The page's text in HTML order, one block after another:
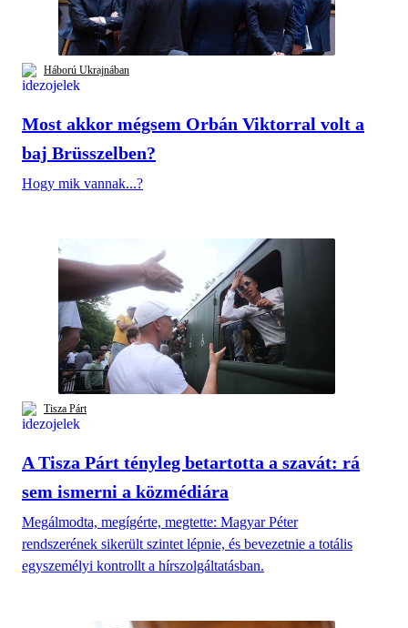
Háború Ukrajnában
Most akkor mégsem Orbán Viktorral volt a
baj Brüsszelben?
Hogy mik vannak...?
Tisza Párt
A Tisza Párt tényleg betartotta a szavát: rá
sem ismerni a közmédiára
Megálmodta, megígérte, megtette: Magyar Péter
rendszerének sikerült szintet lépnie, és bevezetnie a totális
egyszemélyi kontrollt a hírszolgáltatásban.